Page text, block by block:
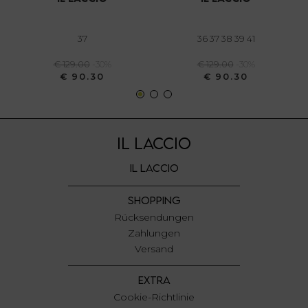
annunci, per fornire funzionalità dei social media e per
informazioni sul modo in cui utilizza il nostro sito con i
pubblicità e social media, i quali potrebbero combinarle
con altre informazioni che ha fornito loro o che hanno
37
€ 129.00
-30%
€ 90.30
36 37 38 39 41
€ 129.00
-30%
€ 90.30
IL LACCIO
IL LACCIO
SHOPPING
Rücksendungen
Zahlungen
Versand
EXTRA
Cookie-Richtlinie